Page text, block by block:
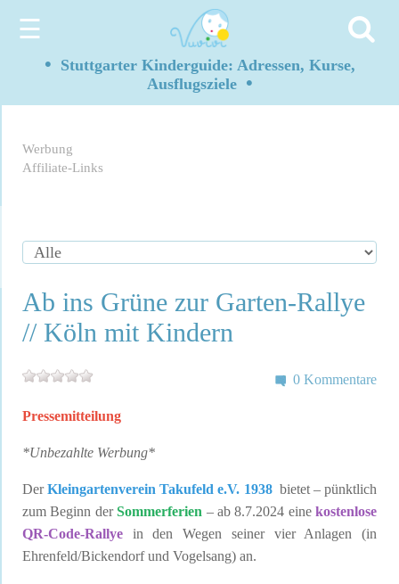
☰
• Stuttgarter Kinderguide: Adressen, Kurse,
Ausflugsziele •
Werbung
Affiliate-Links
Ab ins Grüne zur Garten-Rallye
// Köln mit Kindern
0 Kommentare
Pressemitteilung
*Unbezahlte Werbung*
DerKleingartenverein Takufeld e.V. 1938bietet – pünktlich
zum Beginn derSommerferien – ab 8.7.2024 eine kostenlose
QR-Code-Rallye in den Wegen seiner vier Anlagen (in
Ehrenfeld/Bickendorf und Vogelsang) an.